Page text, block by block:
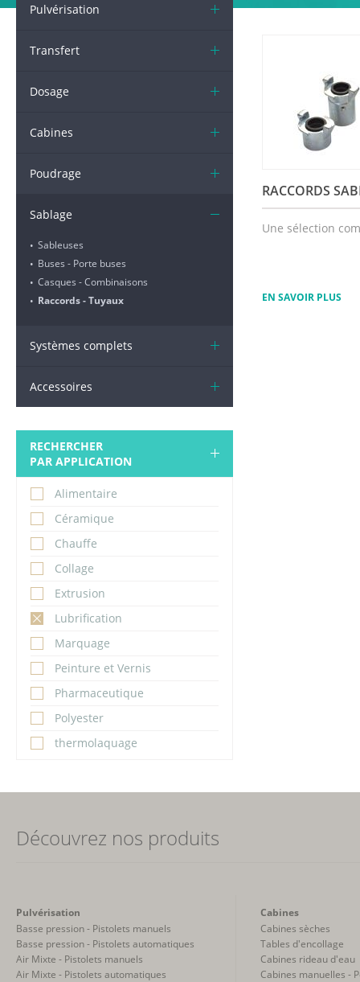
Pulvérisation
Transfert
Dosage
Cabines
Poudrage
Sablage
•Sableuses
• Buses - Porte buses
•Casques - Combinaisons
• Raccords - Tuyaux
Systèmes complets
Accessoires
RECHERCHER
PAR APPLICATION
Alimentaire
Céramique
Chauffe
Collage
Extrusion
Lubrification
Marquage
Peinture et Vernis
Pharmaceutique
Polyester
thermolaquage
RACCORDS
Une sélection
EN SAVOIR PLUS
Découvrez nos produits
Pulvérisation
Basse pression - Pistolets manuels
Basse pression - Pistolets automatiques
Air Mixte - Pistolets manuels
Air Mixte - Pistolets automatiques
Cabines
Cabines sèches
Tables d'encollage
Cabines rideau d'eau
Cabines manuelles -